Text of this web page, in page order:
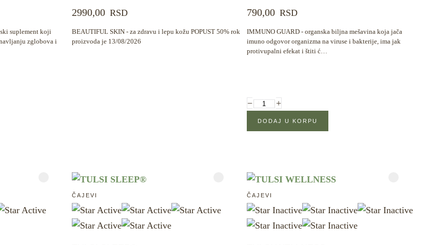
suplement koji
zglobova i
2990,00 RSD
BEAUTIFUL SKIN - za zdravu i lepu kožu POPUST 50% rok
proizvoda je 13/08/2026
790,00 RSD
IMMUNO GUARD - organska biljna mešavina koja jača
imuno odgovor organizma na viruse i bakterije, ima jak
protivupalni efekat i štiti ć…
− +
ČAJEVI ČAJEVI